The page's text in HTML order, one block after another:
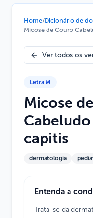
Home/Dicionário de
Micose de Couro
Ver todos os
Letra M
Micose
capitis
dermatologia
Entenda a
Trata-se da